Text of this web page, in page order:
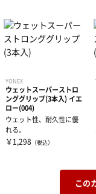
YONEX
ウェットスーパーストロ
ンググリップ(3本入) イエ
ロー(004)
ウェット性、耐久性に優
れる。
￥1,298 （税込）
この